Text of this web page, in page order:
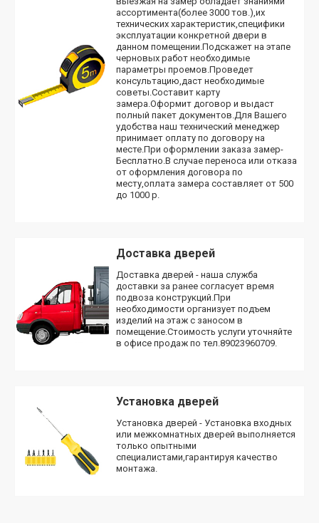
ассортимента(более 3000 тов.),их
технических характеристик,специфики
эксплуатации конкретной двери в
данном помещении.Подскажет на этапе
черновых работ необходимые
параметры проемов.Проведет
консультацию,даст необходимые
советы.Составит карту
замера.Оформит договор и выдаст
полный пакет документов.Для Вашего
удобства наш технический менеджер
принимает оплату по договору на
месте.При оформлении заказа замер-
Бесплатно.В случае переноса или отказа
от оформления договора по
месту,оплата замера составляет от 500
до 1000 р.
Доставка дверей
Доставка дверей - наша служба
доставки за ранее согласует время
подвоза конструкций.При
необходимости организует подъем
изделий на этаж с заносом в
помещение.Стоимость услуги уточняйте
в офисе продаж по тел.89023960709.
Установка дверей
Установка дверей - Установка входных
или межкомнатных дверей выполняется
только опытными
специалистами,гарантируя качество
монтажа.